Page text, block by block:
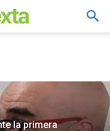
la primera